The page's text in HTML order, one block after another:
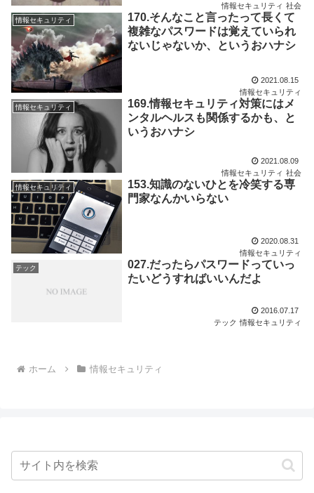
情報セキュリティ 社会
情報セキュリティ
170.そんなこと言ったって長くて
複雑なパスワードは覚えていられ
ないじゃないか、というおハナシ
2021.08.15
情報セキュリティ
情報セキュリティ
169.情報セキュリティ対策にはメ
ンタルヘルスも関係するかも、と
いうおハナシ
2021.08.09
情報セキュリティ 社会
情報セキュリティ
153.知識のないひとを冷笑する専
門家なんかいらない
2020.08.31
情報セキュリティ
テック
027.だったらパスワードっていっ
たいどうすればいいんだよ
2016.07.17
テック 情報セキュリティ
ホーム 情報セキュリティ